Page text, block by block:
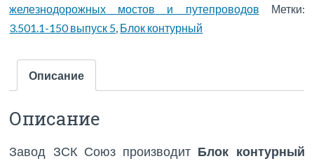
железнодорожных мостов и путепроводов
Метки:
3.501.1-150 выпуск 5 Блок контурный
Описание
Описание
Завод ЗСК Союз производит Блок контурный